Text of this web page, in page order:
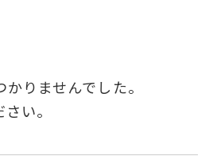
りませんでした。
い。